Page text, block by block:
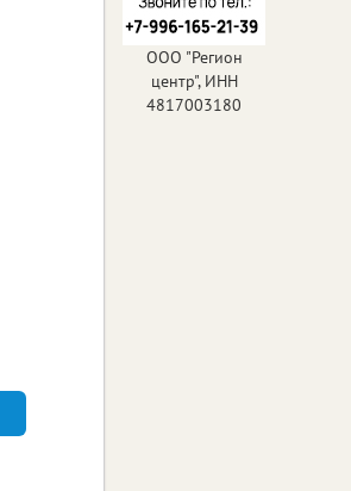
ООО "Регион
центр", ИНН
4817003180